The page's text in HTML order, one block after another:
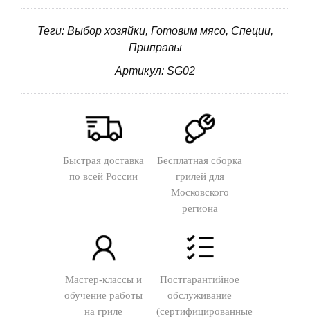
Теги: Выбор хозяйки, Готовим мясо, Специи,
Приправы
Артикул: SG02
Быстрая доставка
по всей России
Бесплатная сборка
грилей для
Московского
региона
Мастер-классы и
обучение работы
на гриле
Постгарантийное
обслуживание
(сертифицированные